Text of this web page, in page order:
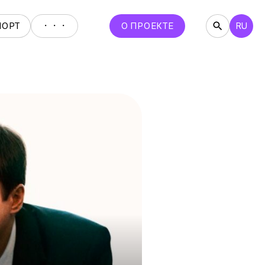
・・・ О ПРОЕКТЕ RU